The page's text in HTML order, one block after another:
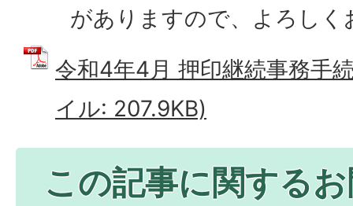
がありますので、よろし
令和4年4月 押印継続事務手
イル: 207.9KB)
この記事に関する